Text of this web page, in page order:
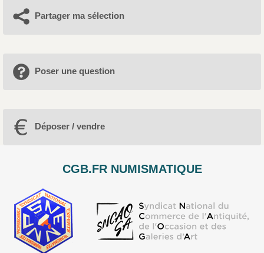
Partager ma sélection
Poser une question
Déposer / vendre
CGB.FR NUMISMATIQUE